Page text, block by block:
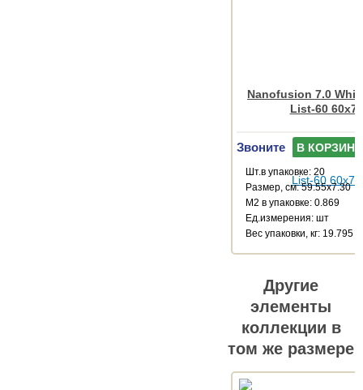
Nanofusion 7.0
List-60
Звоните В КОРЗИНУ
Шт.в упаковке: 20
Размер, см: 59.55x7.30
М2 в упаковке: 0.869
Ед.измерения: шт
Веc упаковки, кг: 19.795
Другие
элементы
коллекции в
том же размере